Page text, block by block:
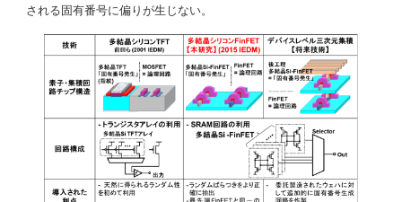
される固有番号に偏りが生じない。